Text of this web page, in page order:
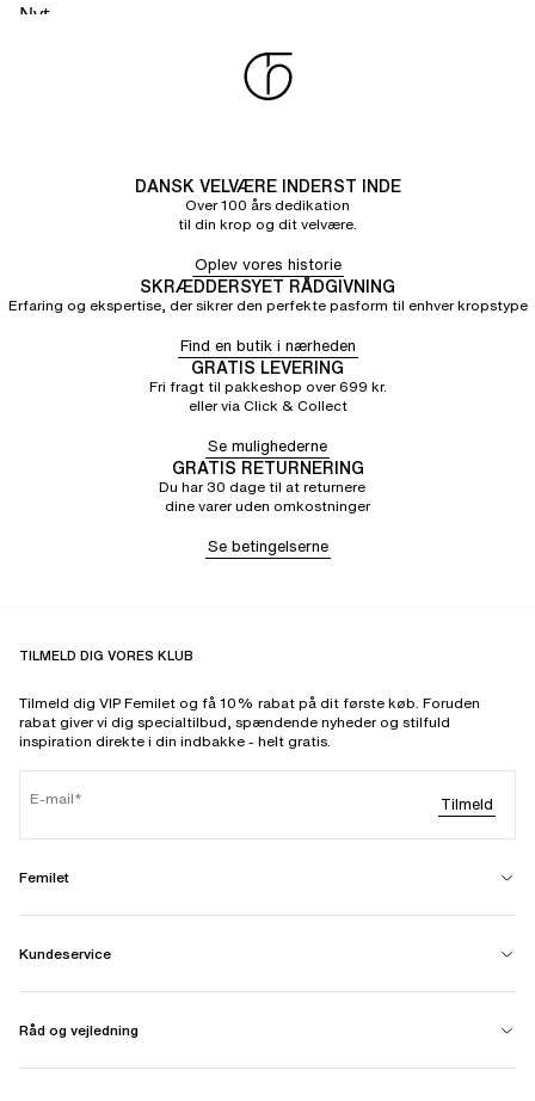
Nvt
DANSK VELVÆRE INDERST INDE
Over 100 års dedikation
til din krop og dit velvære.
Oplev vores historie
SKRÆDDERSYET RÅDGIVNING
Erfaring og ekspertise, der sikrer den perfekte pasform til enhver kropstype
Find en butik i nærheden
GRATIS LEVERING
Fri fragt til pakkeshop over 699 kr.
eller via Click & Collect
Se mulighederne
GRATIS RETURNERING
Du har 30 dage til at returnere
dine varer uden omkostninger
Se betingelserne
TILMELD DIG VORES KLUB
Tilmeld dig VIP Femilet og få 10% rabat på dit første køb. Foruden
rabat giver vi dig specialtilbud, spændende nyheder og stilfuld
inspiration direkte i din indbakke - helt gratis.
E-mail Tilmeld
Femilet
Kundeservice
Råd og vejledning